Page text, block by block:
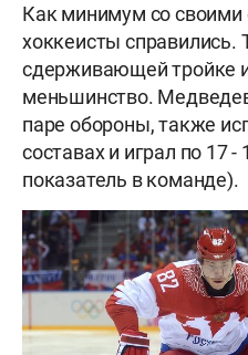
Как минимум со своими
хоккеисты
сдерживающей тройке
меньшинство.
паре обороны, также
составах и играл по 17 -
показатель в команде).